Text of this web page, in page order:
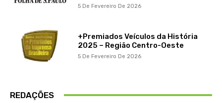
5 De Fevereiro De 2026
+Premiados Veículos da História
2025 – Região Centro-Oeste
5 De Fevereiro De 2026
REDAÇÕES